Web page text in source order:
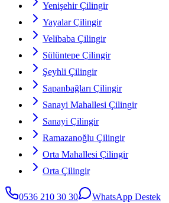
Yenişehir Çilingir
Yayalar Çilingir
Velibaba Çilingir
Sülüntepe Çilingir
Şeyhli Çilingir
Sapanbağları Çilingir
Sanayi Mahallesi Çilingir
Sanayi Çilingir
Ramazanoğlu Çilingir
Orta Mahallesi Çilingir
Orta Çilingir
0536 210 30 30 WhatsApp Destek